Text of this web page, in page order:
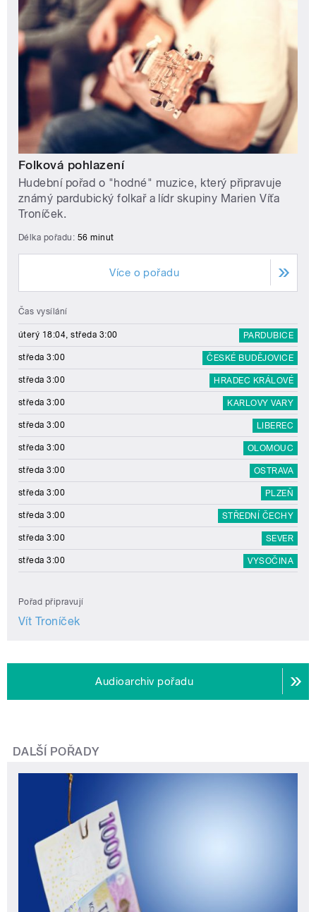
Folková pohlazení
Hudební pořad o "hodné" muzice, který připravuje
známý pardubický folkař a lídr skupiny Marien Víťa
Troníček.
Délka pořadu: 56 minut
Více o pořadu
Čas vysílání
úterý 18:04, středa 3:00 PARDUBICE
středa 3:00 ČESKÉ BUDĚJOVICE
středa 3:00 HRADEC KRÁLOVÉ
středa 3:00 KARLOVY VARY
středa 3:00 LIBEREC
středa 3:00 OLOMOUC
středa 3:00 OSTRAVA
středa 3:00 PLZEŇ
středa 3:00 STŘEDNÍ ČECHY
středa 3:00 SEVER
středa 3:00 VYSOČINA
Pořad připravují
Vít Troníček
Audioarchiv pořadu
DALŠÍ POŘADY